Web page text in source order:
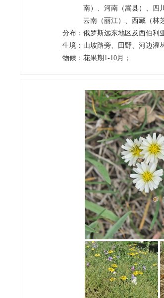
南）、河南（嵩县）、四
云南（丽江）、西藏（林
分布 ： 俄罗斯远东地区及西伯利
生境 ： 山坡路旁、田野、河边灌
物候 ： 花果期1-10月；